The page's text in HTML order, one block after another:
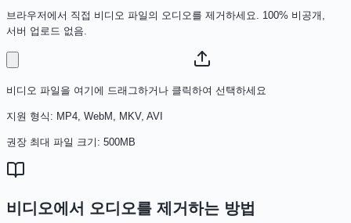
브라우저에서 직접 비디오 파일의 오디오를 제거하세요. 100% 비공개,
서버 업로드 없음.
비디오 파일을 여기에 드래그하거나 클릭하여 선택하세요
지원 형식: MP4, WebM, MKV, AVI
권장 최대 파일 크기: 500MB
비디오에서 오디오를 제거하는 방법